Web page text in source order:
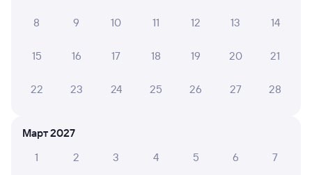
Билеты РЖД
Способы оплаты
Правила работы сервиса
А ещё здесь можно найти
8 9 10 11 12 13 14
15 16 17 18 19 20 21
22 23 24 25 26 27 28
Март 2027
1
2 3 4 5 6 7